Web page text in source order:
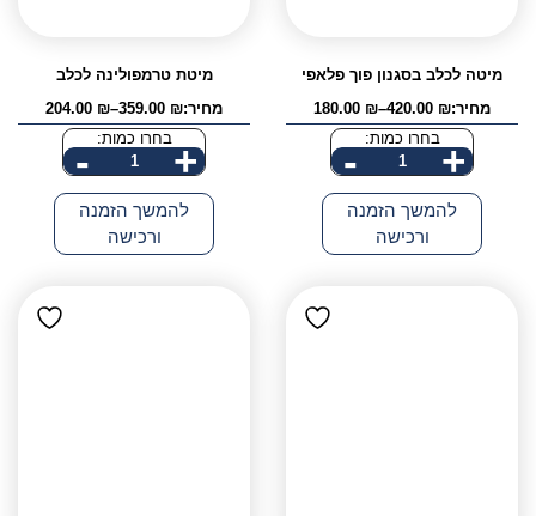
מיטה לכלב בסגנון פוך פלאפי
מחיר:
180.00 ₪–420.00 ₪
טווח
מחירים:בחרו כמות:+
כמות
של
מיטה
לכלב
-
להמשך הזמנה
ורכישה
מיטת טרמפולינה לכלב
מחיר:
204.00 ₪–359.00 ₪
טווח
מחירים:בחרו כמות:+
כמות
של
מיטת
טרמפולינה
-
להמשך הזמנה
ורכישה